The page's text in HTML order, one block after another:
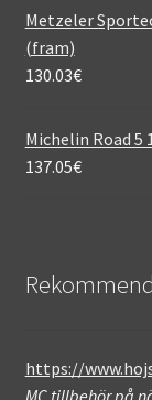
Metzeler
(fram)
130.03€
Michelin Road 5
137.05€
https://